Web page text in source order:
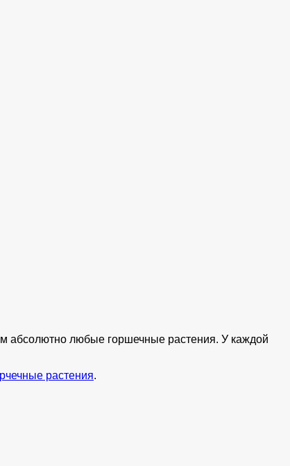
абсолютно любые горшечные растения. У каждой
растения.